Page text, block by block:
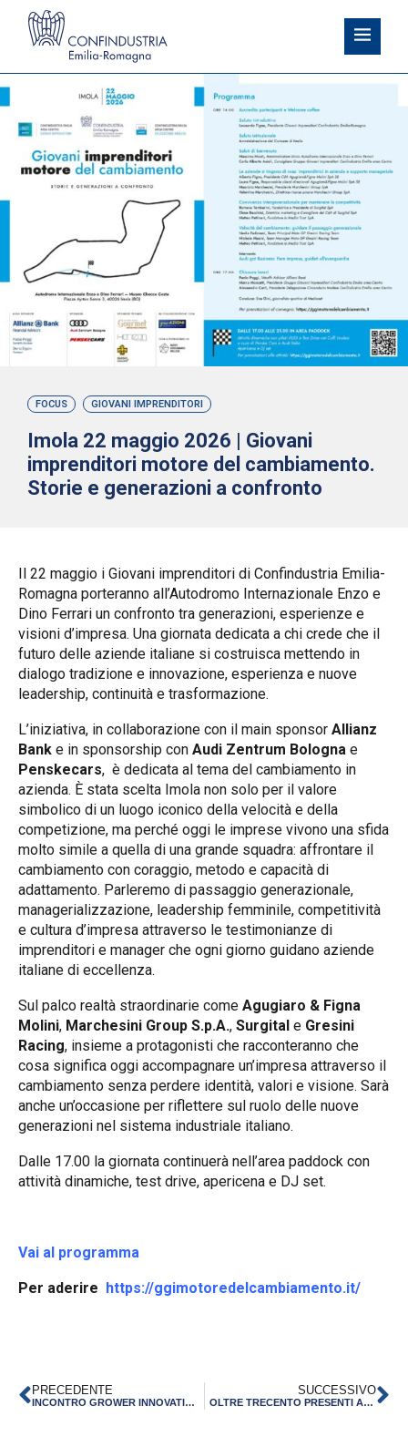
FOCUS GIOVANI IMPRENDITORI
Imola 22 maggio 2026 | Giovani
imprenditori motore del cambiamento.
Storie e generazioni a confronto
Il 22 maggio i Giovani imprenditori di Confindustria Emilia-
Romagna porteranno all’Autodromo Internazionale Enzo e
Dino Ferrari un confronto tra generazioni, esperienze e
visioni d’impresa. Una giornata dedicata a chi crede che il
futuro delle aziende italiane si costruisca mettendo in
dialogo tradizione e innovazione, esperienza e nuove
leadership, continuità e trasformazione.
L’iniziativa, in collaborazione con il main sponsor Allianz
Bank e in sponsorship con Audi Zentrum Bologna e
Penskecars, è dedicata al tema del cambiamento in
azienda. È stata scelta Imola non solo per il valore
simbolico di un luogo iconico della velocità e della
competizione, ma perché oggi le imprese vivono una sfida
molto simile a quella di una grande squadra: affrontare il
cambiamento con coraggio, metodo e capacità di
adattamento. Parleremo di passaggio generazionale,
managerializzazione, leadership femminile, competitività
e cultura d’impresa attraverso le testimonianze di
imprenditori e manager che ogni giorno guidano aziende
italiane di eccellenza.
Sul palco realtà straordinarie come Agugiaro & Figna
Molini, Marchesini Group S.p.A., Surgital e Gresini
Racing, insieme a protagonisti che racconteranno che
cosa significa oggi accompagnare un’impresa attraverso il
cambiamento senza perdere identità, valori e visione. Sarà
anche un’occasione per riflettere sul ruolo delle nuove
generazioni nel sistema industriale italiano.
Dalle 17.00 la giornata continuerà nell’area paddock con
attività dinamiche, test drive, apericena e DJ set.
Vai al programma
Per aderire https://ggimotoredelcambiamento.it/
PRECEDENTE
INCONTRO GROWER INNOVATION NETWORK – 22 MAGGIO 2026 IMOLA
SUCCESSIVO
OLTRE TRECENTO PRESENTI ALL’INCONTRO “EMILIA-ROMAGNA MOTORE D’INNOVAZIONE” A MIRANDOLA NELL’ANNIVERSARIO DEL SISMA